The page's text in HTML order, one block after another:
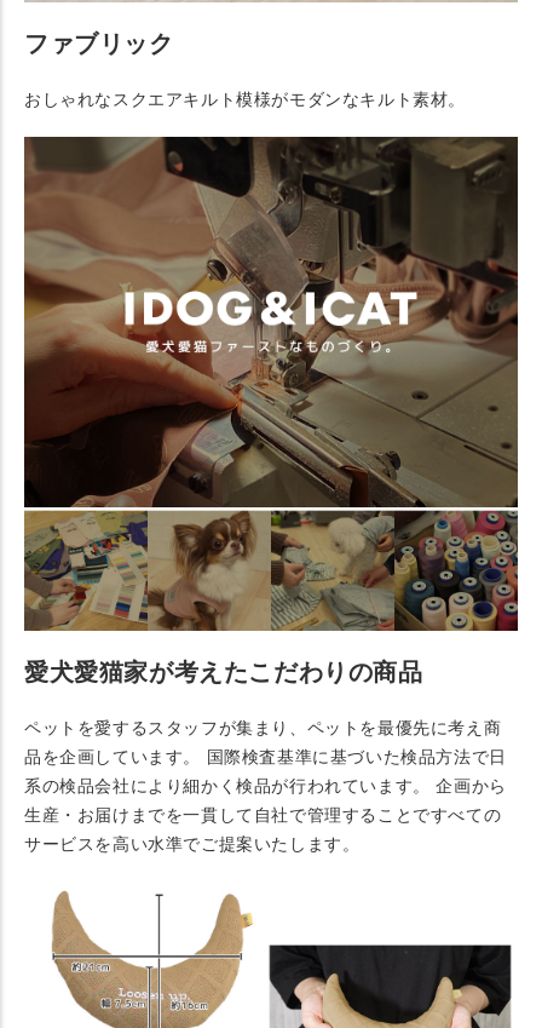
ファブリック
おしゃれなスクエアキルト模様がモダンなキルト素材。
愛犬愛猫家が考えたこだわりの商品
ペットを愛するスタッフが集まり、ペットを最優先に考え商
品を企画しています。 国際検査基準に基づいた検品方法で日
系の検品会社により細かく検品が行われています。 企画から
生産・お届けまでを一貫して自社で管理することですべての
サービスを高い水準でご提案いたします。